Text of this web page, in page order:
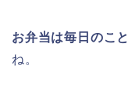
お弁当は毎日のこと
ね。